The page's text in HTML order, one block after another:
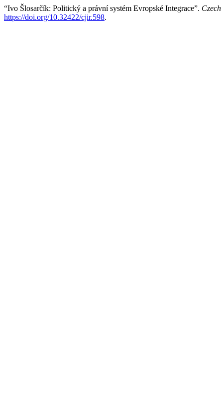
“Ivo Šlosarčík: Politický a právní systém Evropské Integrace”.
https://doi.org/10.32422/cjir.598.